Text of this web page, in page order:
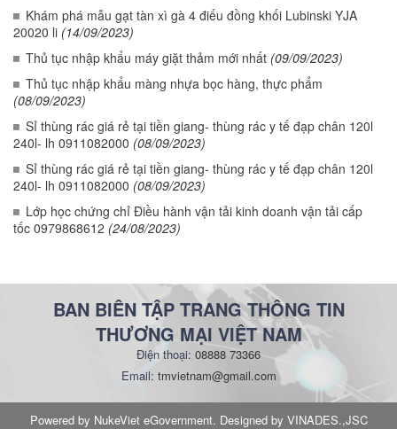
Khám phá mẫu gạt tàn xì gà 4 điếu đồng khối Lubinski YJA
20020 li (14/09/2023)
Thủ tục nhập khẩu máy giặt thảm mới nhất (09/09/2023)
Thủ tục nhập khẩu màng nhựa bọc hàng, thực phẩm
(08/09/2023)
Sỉ thùng rác giá rẻ tại tiền giang- thùng rác y tế đạp chân 120l
240l- lh 0911082000 (08/09/2023)
Sỉ thùng rác giá rẻ tại tiền giang- thùng rác y tế đạp chân 120l
240l- lh 0911082000 (08/09/2023)
Lớp học chứng chỉ Điều hành vận tải kinh doanh vận tải cấp
tốc 0979868612 (24/08/2023)
BAN BIÊN TẬP TRANG THÔNG TIN
THƯƠNG MẠI VIỆT NAM
Điện thoại: 08888 73366
Email: tmvietnam@gmail.com
Powered by NukeViet eGovernment. Designed by VINADES.,JSC